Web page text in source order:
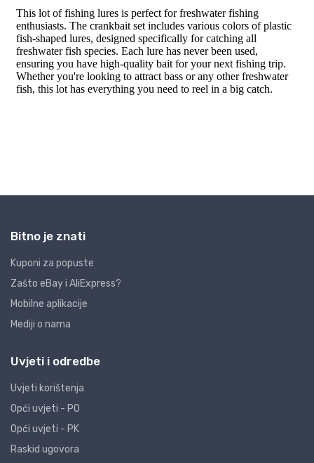
Bitno je znati
Kuponi za popuste
Zašto eBay i AliExpress?
Mobilne aplikacije
Mediji o nama
Uvjeti i odredbe
Uvjeti korištenja
Opći uvjeti - PO
Opći uvjeti - PK
Raskid ugovora